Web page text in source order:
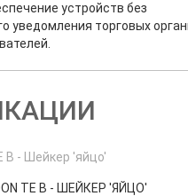
устройств без
уведомления торговых
TE B - ШЕЙКЕР 'ЯЙЦО'